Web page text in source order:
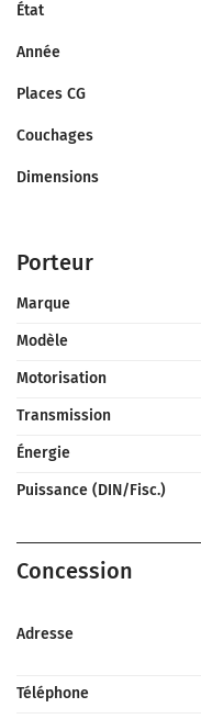
État
Année
Places CG
Couchages
Dimensions
Porteur
Marque
Modèle
Motorisation
Transmission
Énergie
Puissance (DIN/Fisc.)
Concession
Adresse
Téléphone